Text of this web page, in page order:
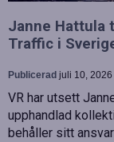
Janne Hattula
Traffic i
Publicerad juli 10, 2026
VR har utsett
upphandlad
behåller sitt